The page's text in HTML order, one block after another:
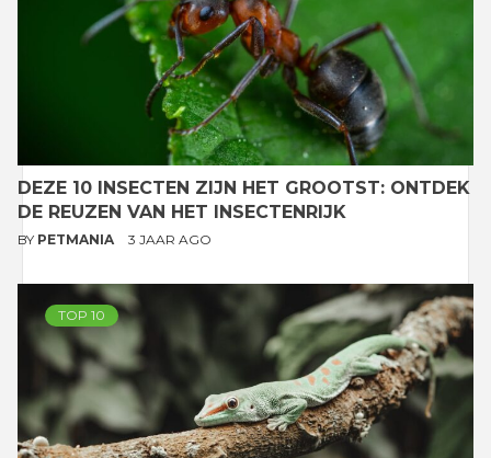
DEZE 10 INSECTEN ZIJN HET GROOTST: ONTDEK
DE REUZEN VAN HET INSECTENRIJK
BY PETMANIA 3 JAAR AGO
TOP 10